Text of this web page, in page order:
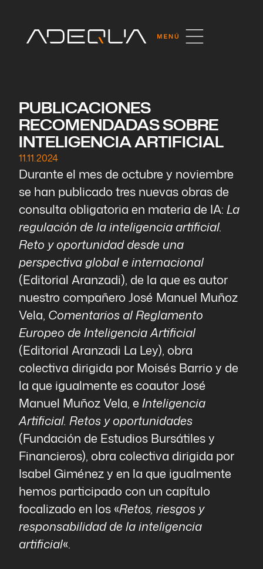
PUBLICACIONES
RECOMENDADAS SOBRE
INTELIGENCIA ARTIFICIAL
11.11.2024
Durante el mes de octubre y noviembre
se han publicado tres nuevas obras de
consulta obligatoria en materia de IA: La
regulación de la inteligencia artificial.
Reto y oportunidad desde una
perspectiva global e internacional
(Editorial Aranzadi), de la que es autor
nuestro compañero José Manuel Muñoz
Vela, Comentarios al Reglamento
Europeo de Inteligencia Artificial
(Editorial Aranzadi La Ley), obra
colectiva dirigida por Moisés Barrio y de
la que igualmente es coautor José
Manuel Muñoz Vela, e Inteligencia
Artificial. Retos y oportunidades
(Fundación de Estudios Bursátiles y
Financieros), obra colectiva dirigida por
Isabel Giménez y en la que igualmente
hemos participado con un capítulo
focalizado en los «Retos, riesgos y
responsabilidad de la inteligencia
artificial«.